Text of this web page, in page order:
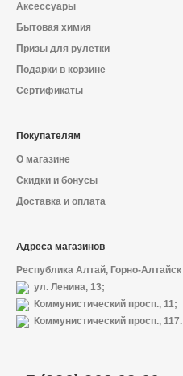
Аксессуары
Бытовая химия
Призы для рулетки
Подарки в корзине
Сертификаты
Покупателям
О магазине
Скидки и бонусы
Доставка и оплата
Адреса магазинов
Республика Алтай, Горно-Алтайск
ул. Ленина, 13;
Коммунистический просп., 11;
Коммунистический просп., 117.